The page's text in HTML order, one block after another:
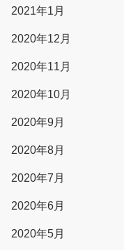
2021年1月
2020年12月
2020年11月
2020年10月
2020年9月
2020年8月
2020年7月
2020年6月
2020年5月